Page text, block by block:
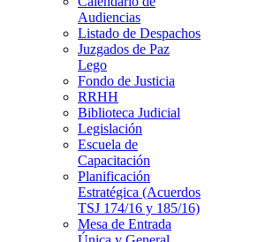
Audiencias
Listado de Despachos
Juzgados de Paz
Lego
Fondo de Justicia
RRHH
Biblioteca Judicial
Legislación
Escuela de
Capacitación
Planificación
Estratégica (Acuerdos
TSJ 174/16 y 185/16)
Mesa de Entrada